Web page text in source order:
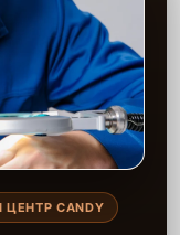
CANDY